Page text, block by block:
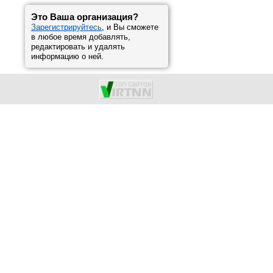
Это Ваша организация?
Зарегистрируйтесь, и Вы сможете
в любое время добавлять,
редактировать и удалять
информацию о ней.